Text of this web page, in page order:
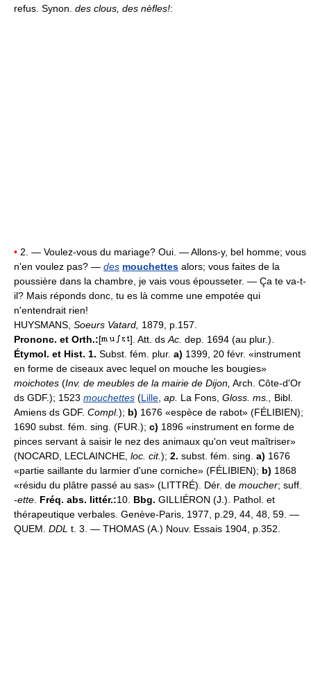
refus. Synon. des clous, des nèfles!:
• 2. — Voulez-vous du mariage? Oui. — Allons-y, bel homme; vous
n'en voulez pas? — des mouchettes alors; vous faites de la
poussière dans la chambre, je vais vous épousseter. — Ça te va-t-
il? Mais réponds donc, tu es là comme une empotée qui
n'entendrait rien!
HUYSMANS, Soeurs Vatard, 1879, p.157.
Prononc. et Orth.:[ ]. Att. ds Ac. dep. 1694 (au plur.).
Étymol. et Hist. 1. Subst. fém. plur. a) 1399, 20 févr. «instrument
en forme de ciseaux avec lequel on mouche les bougies»
moichotes (Inv. de meubles de la mairie de Dijon, Arch. Côte-d'Or
ds GDF.); 1523 mouchettes (Lille ap. La Fons, Gloss. ms.,
Bibl.
Amiens ds GDF. Compl.); b) 1676 «espèce de rabot» (FÉLIBIEN);
1690 subst. fém. sing. (FUR.); c) 1896 «instrument en forme de
pinces servant à saisir le nez des animaux qu'on veut maîtriser»
(NOCARD, LECLAINCHE, loc. cit.); 2. subst. fém. sing. a) 1676
«partie saillante du larmier d'une corniche» (FÉLIBIEN); b) 1868
«résidu du plâtre passé au sas» (LITTRÉ). Dér. de moucher; suff.
-ette Fréq. abs. littér.:10. Bbg. GILLIÉRON (J.). Pathol. et
thérapeutique verbales. Genève-Paris, 1977, p.29, 44, 48, 59. —
QUEM. DDL t. 3. — THOMAS (A.) Nouv. Essais 1904, p.352.